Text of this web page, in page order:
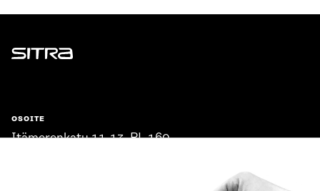
Sitra
OSOITE
Itämerenkatu 11-13, PL 160,